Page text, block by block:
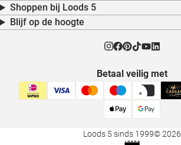
Shoppen bij Loods 5
Blijf op de hoogte
Betaal veilig met
Loods 5 sinds 1999© 2026